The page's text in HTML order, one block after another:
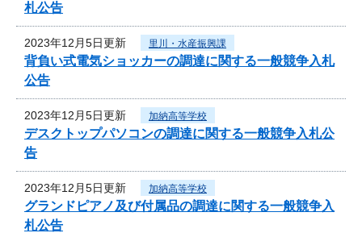
札公告
2023年12月5日更新 里川・水産振興課
背負い式電気ショッカーの調達に関する一般競争入札
公告
2023年12月5日更新 加納高等学校
デスクトップパソコンの調達に関する一般競争入札公
告
2023年12月5日更新 加納高等学校
グランドピアノ及び付属品の調達に関する一般競争入
札公告